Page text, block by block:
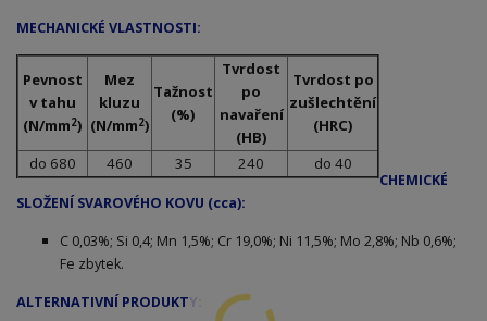
MECHANICKÉ VLASTNOSTI:
Pevnost
v tahu
(N/mm2)
Mez
kluzu
(N/mm2)
Tažnost
(%)
Tvrdost
po
navaření
(HB)
Tvrdost po
zušlechtění
(HRC)
do 680
460 35 240 do 40
CHEMICKÉ
SLOŽENÍ SVAROVÉHO KOVU (cca):
C 0,03%; Si 0,4; Mn 1,5%; Cr 19,0%; Ni 11,5%; Mo 2,8%; Nb 0,6%;
Fe zbytek.
ALTERNATIVNÍ PRODUKTY: